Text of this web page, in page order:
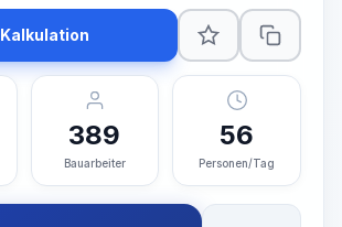
Kalkulation
389
Bauarbeiter
56
Personen/Tag